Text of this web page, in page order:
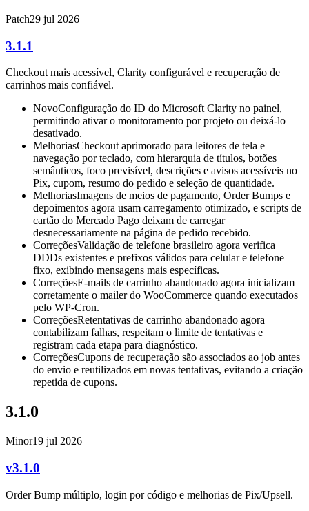
Patch29 jul 2026
3.1.1
Checkout mais acessível, Clarity configurável e recuperação de
carrinhos mais confiável.
NovoConfiguração do ID do Microsoft Clarity no painel,
permitindo ativar o monitoramento por projeto ou deixá-lo
desativado.
MelhoriasCheckout aprimorado para leitores de tela e
navegação por teclado, com hierarquia de títulos, botões
semânticos, foco previsível, descrições e avisos acessíveis no
Pix, cupom, resumo do pedido e seleção de quantidade.
MelhoriasImagens de meios de pagamento, Order Bumps e
depoimentos agora usam carregamento otimizado, e scripts de
cartão do Mercado Pago deixam de carregar
desnecessariamente na página de pedido recebido.
CorreçõesValidação de telefone brasileiro agora verifica
DDDs existentes e prefixos válidos para celular e telefone
fixo, exibindo mensagens mais específicas.
CorreçõesE-mails de carrinho abandonado agora inicializam
corretamente o mailer do WooCommerce quando executados
pelo WP-Cron.
CorreçõesRetentativas de carrinho abandonado agora
contabilizam falhas, respeitam o limite de tentativas e
registram cada etapa para diagnóstico.
CorreçõesCupons de recuperação são associados ao job antes
do envio e reutilizados em novas tentativas, evitando a criação
repetida de cupons.
3.1.0
Minor19 jul 2026
v3.1.0
Order Bump múltiplo, login por código e melhorias de Pix/Upsell.